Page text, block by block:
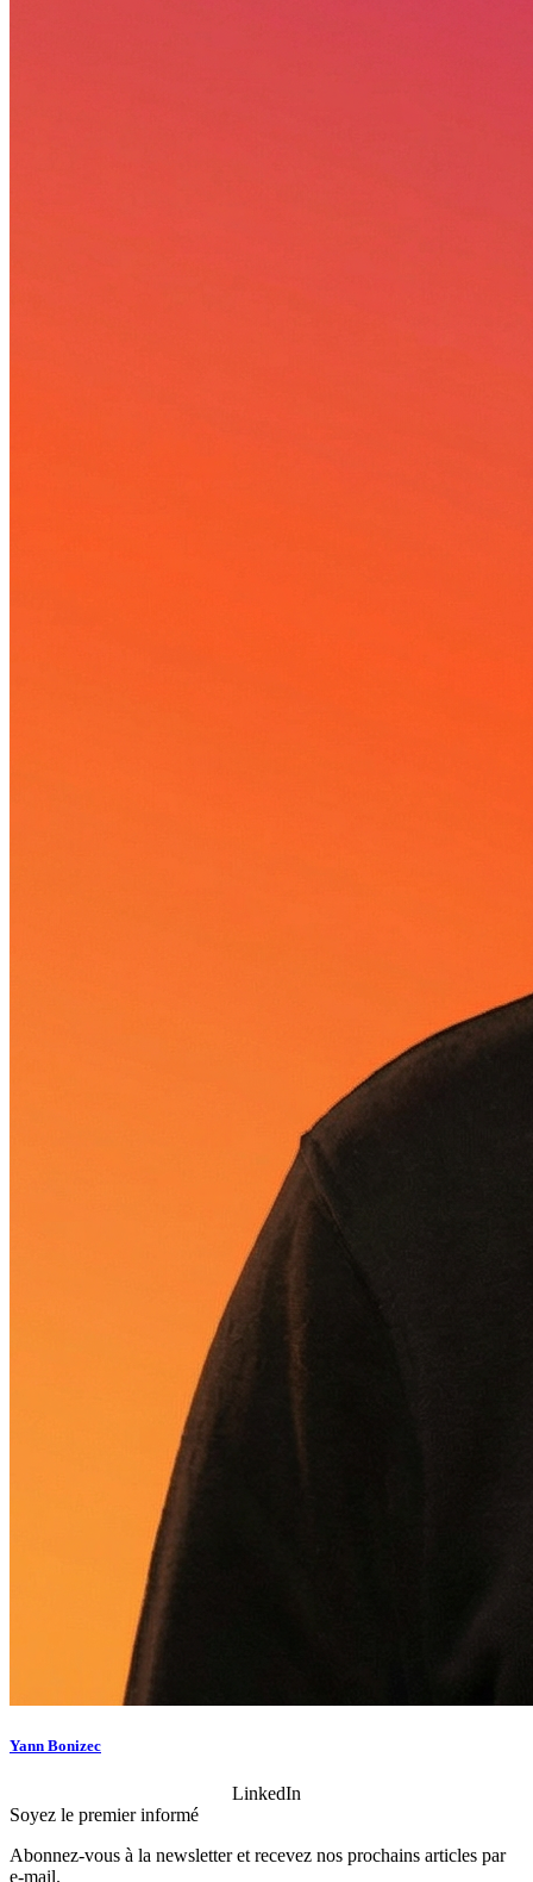
Yann Bonizec
LinkedIn
Soyez le premier informé
Abonnez‑vous à la newsletter et recevez nos prochains articles par
e‑mail.